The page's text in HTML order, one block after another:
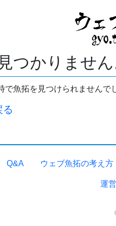
つかりません
で魚拓を見つけられませんで
る
Q&A ウェブ魚拓の考え方
運